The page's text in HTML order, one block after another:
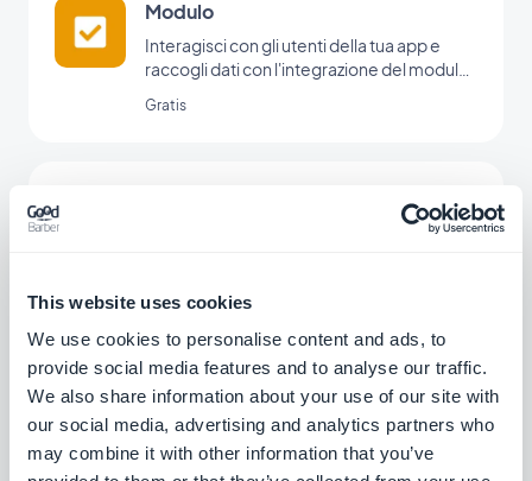
This website uses cookies
We use cookies to personalise content and ads, to
provide social media features and to analyse our traffic.
We also share information about your use of our site with
our social media, advertising and analytics partners who
may combine it with other information that you’ve
Modulo
Interagisci con gli utenti della tua app e
raccogli dati con l'integrazione del modulo
Gratis
Raccolta di dati con sondaggi e questionari
LAB
SurveyMonkey
Raccolta e analisi dei dati